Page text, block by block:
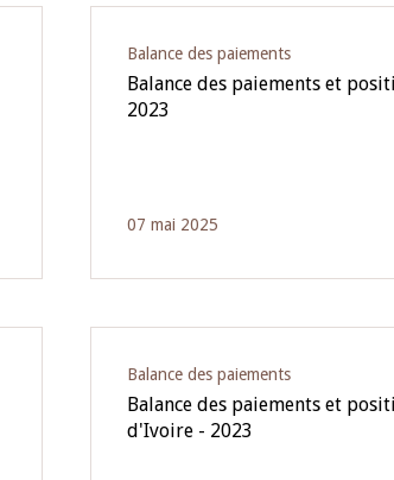
Balance des paiements
Balance des paiements et
2023
07 mai 2025
Balance des paiements
Balance des paiements et
d'Ivoire - 2023